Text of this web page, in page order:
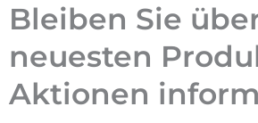
Bleiben Sie
neuesten
Aktionen